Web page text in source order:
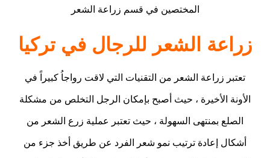
المختصين في قسم زراعة الشعر
زراعة الشعر للرجال في تركيا
تعتبر زراعة الشعر من التقنيات التي لاقت رواجاُ كبيراً في
الأونة الأخيرة ، حيث أصبح بإمكان الرجل التخلص من مشكلة
الصلع بمنتهى السهولة ، حيث تعتبر عملية زرع الشعر من
أشكال إعادة ترتيب نمو شعر الفرد عن طريق أخذ جزء من